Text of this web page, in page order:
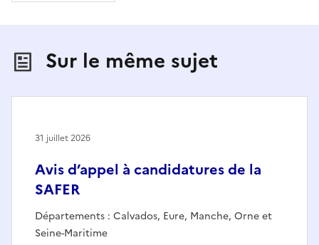
Sur le même sujet
Avis d’appel à candidatures de la
SAFER
Départements : Calvados, Eure, Manche, Orne et
Seine-Maritime
31 juillet 2026